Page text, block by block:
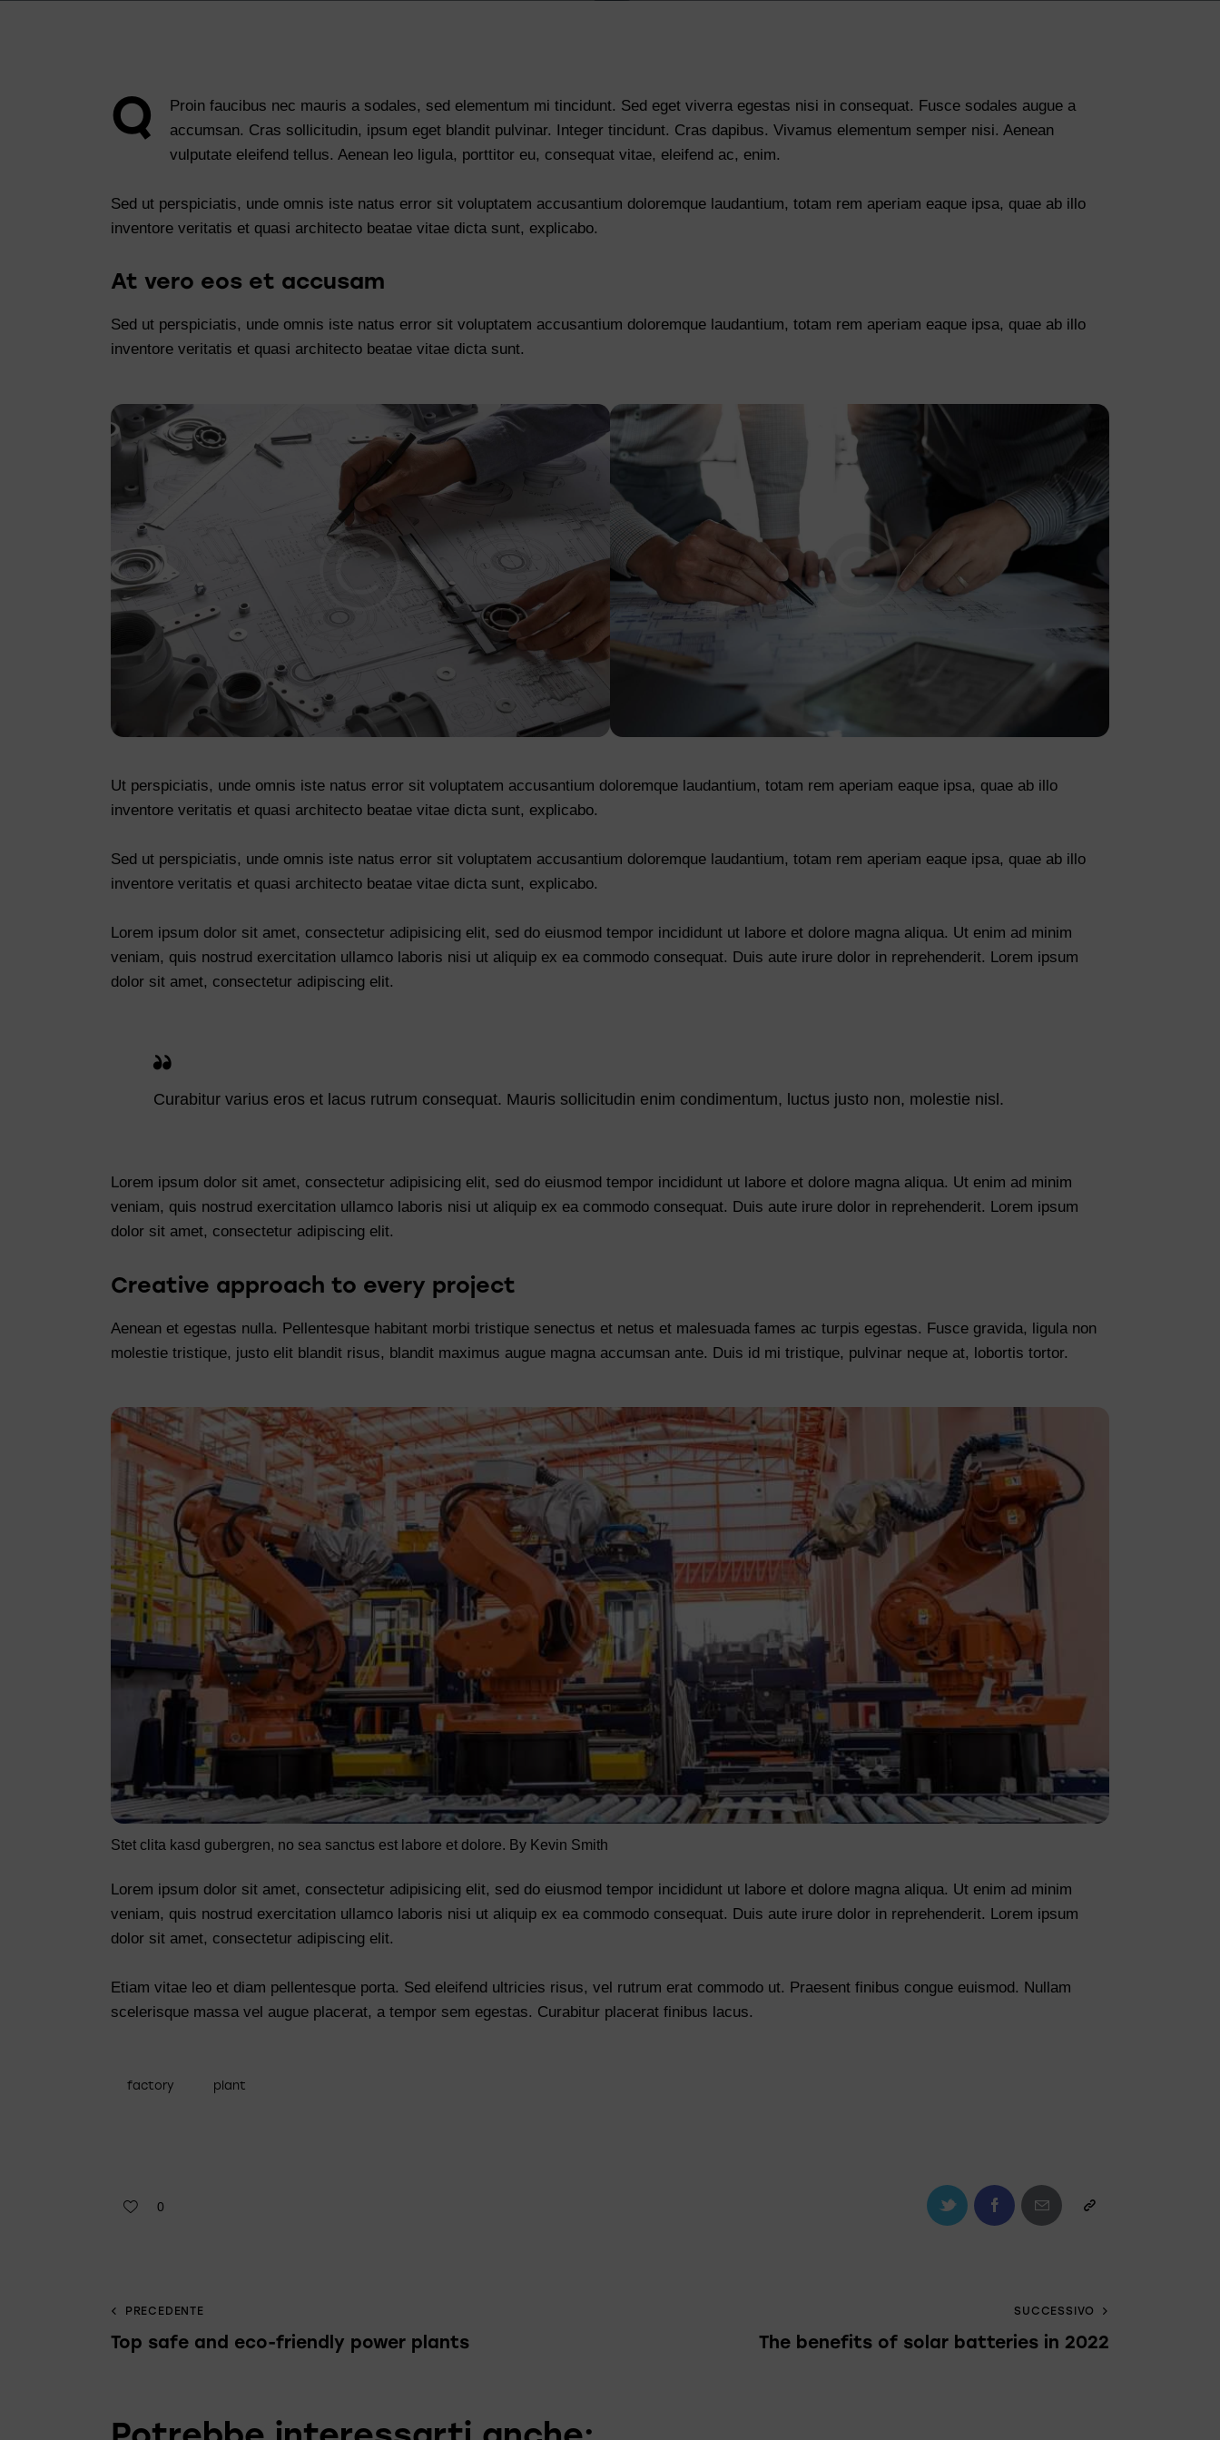
Q
Proin faucibus nec mauris a sodales, sed elementum mi tincidunt. Sed eget viverra egestas nisi in consequat. Fusce sodales augue a
accumsan. Cras sollicitudin, ipsum eget blandit pulvinar. Integer tincidunt. Cras dapibus. Vivamus elementum semper nisi. Aenean
vulputate eleifend tellus. Aenean leo ligula, porttitor eu, consequat vitae, eleifend ac, enim.
Sed ut perspiciatis, unde omnis iste natus error sit voluptatem accusantium doloremque laudantium, totam rem aperiam eaque ipsa, quae ab illo
inventore veritatis et quasi architecto beatae vitae dicta sunt, explicabo.
At vero eos et accusam
Sed ut perspiciatis, unde omnis iste natus error sit voluptatem accusantium doloremque laudantium, totam rem aperiam eaque ipsa, quae ab illo
inventore veritatis et quasi architecto beatae vitae dicta sunt.
Ut perspiciatis, unde omnis iste natus error sit voluptatem accusantium doloremque laudantium, totam rem aperiam eaque ipsa, quae ab illo
inventore veritatis et quasi architecto beatae vitae dicta sunt, explicabo.
Sed ut perspiciatis, unde omnis iste natus error sit voluptatem accusantium doloremque laudantium, totam rem aperiam eaque ipsa, quae ab illo
inventore veritatis et quasi architecto beatae vitae dicta sunt, explicabo.
Lorem ipsum dolor sit amet, consectetur adipisicing elit, sed do eiusmod tempor incididunt ut labore et dolore magna aliqua. Ut enim ad minim
veniam, quis nostrud exercitation ullamco laboris nisi ut aliquip ex ea commodo consequat. Duis aute irure dolor in reprehenderit. Lorem ipsum
dolor sit amet, consectetur adipiscing elit.
Curabitur varius eros et lacus rutrum consequat. Mauris sollicitudin enim condimentum, luctus justo non, molestie nisl.
Lorem ipsum dolor sit amet, consectetur adipisicing elit, sed do eiusmod tempor incididunt ut labore et dolore magna aliqua. Ut enim ad minim
veniam, quis nostrud exercitation ullamco laboris nisi ut aliquip ex ea commodo consequat. Duis aute irure dolor in reprehenderit. Lorem ipsum
dolor sit amet, consectetur adipiscing elit.
Creative approach to every project
Aenean et egestas nulla. Pellentesque habitant morbi tristique senectus et netus et malesuada fames ac turpis egestas. Fusce gravida, ligula non
molestie tristique, justo elit blandit risus, blandit maximus augue magna accumsan ante. Duis id mi tristique, pulvinar neque at, lobortis tortor.
Stet clita kasd gubergren, no sea sanctus est labore et dolore. By Kevin Smith
Lorem ipsum dolor sit amet, consectetur adipisicing elit, sed do eiusmod tempor incididunt ut labore et dolore magna aliqua. Ut enim ad minim
veniam, quis nostrud exercitation ullamco laboris nisi ut aliquip ex ea commodo consequat. Duis aute irure dolor in reprehenderit. Lorem ipsum
dolor sit amet, consectetur adipiscing elit.
Etiam vitae leo et diam pellentesque porta. Sed eleifend ultricies risus, vel rutrum erat commodo ut. Praesent finibus congue euismod. Nullam
scelerisque massa vel augue placerat, a tempor sem egestas. Curabitur placerat finibus lacus.
factory plant
0
PRECEDENTE
Top safe and eco-friendly power plants
SUCCESSIVO
The benefits of solar batteries in 2022